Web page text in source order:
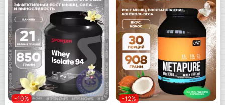
-10% -12%